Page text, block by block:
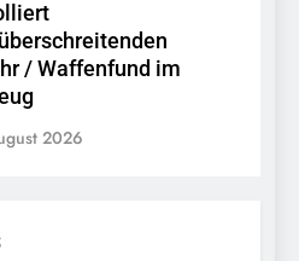
/ Waffenfund im
2026